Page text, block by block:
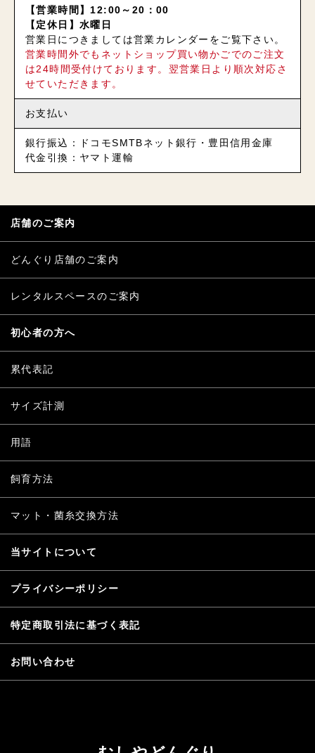
【営業時間】12:00～20：00
【定休日】水曜日
営業日につきましては営業カレンダーをご覧下さい。
営業時間外でもネットショップ買い物かごでのご注文
は24時間受付けております。翌営業日より順次対応さ
せていただきます。
お支払い
銀行振込：ドコモSMTBネット銀行・豊田信用金庫
代金引換：ヤマト運輸
店舗のご案内
どんぐり店舗のご案内
レンタルスペースのご案内
初心者の方へ
累代表記
サイズ計測
用語
飼育方法
マット・菌糸交換方法
当サイトについて
プライバシーポリシー
特定商取引法に基づく表記
お問い合わせ